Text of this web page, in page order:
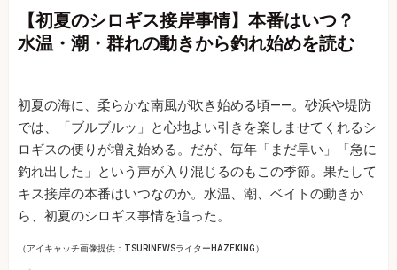
【初夏のシロギス接岸事情】本番はいつ？
水温・潮・群れの動きから釣れ始めを読む
初夏の海に、柔らかな南風が吹き始める頃――。砂浜や堤防
では、「ブルブルッ」と心地よい引きを楽しませてくれるシ
ロギスの便りが増え始める。だが、毎年「まだ早い」「急に
釣れ出した」という声が入り混じるのもこの季節。果たして
キス接岸の本番はいつなのか。水温、潮、ベイトの動きか
ら、初夏のシロギス事情を追った。
（アイキャッチ画像提供：TSURINEWSライターHAZEKING）